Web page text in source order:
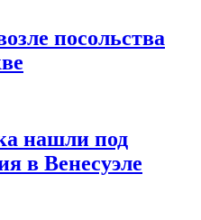
посольства
нашли под
в Венесуэле